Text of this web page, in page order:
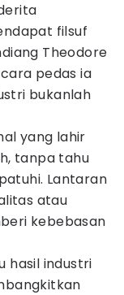
filsuf
Theodore
pedas ia
bukanlah
yang lahir
tanpa tahu
Lantaran
atau
kebebasan
hasil industri